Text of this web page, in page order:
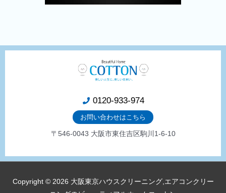
0120-933-974
お問い合わせはこちら
〒546-0043 大阪市東住吉区駒川1-6-10
Copyright © 2026 大阪東京ハウスクリーニング,エアコンクリー